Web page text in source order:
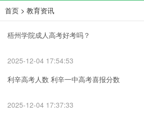
首页 > 教育资讯
梧州学院成人高考好考吗？
2025-12-04 17:54:53
利辛高考人数 利辛一中高考喜报分数
2025-12-04 17:37:33